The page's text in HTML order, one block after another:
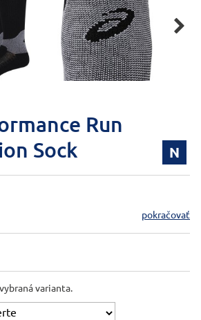

Run
Sock
N
pokračovať
varianta.